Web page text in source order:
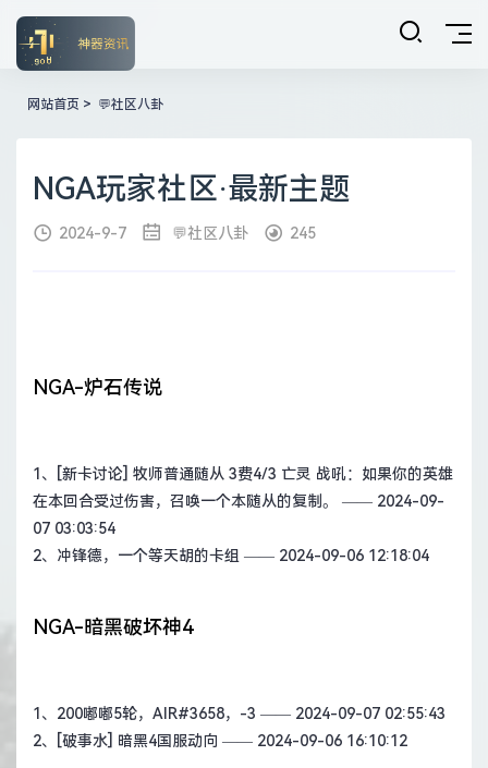
网站首页 > 💬社区八卦
NGA玩家社区·最新主题
2024-9-7 💬社区八卦 245
NGA-炉石传说
1、
[新卡讨论] 牧师普通随从 3费4/3 亡灵 战吼：如果你的英雄
在本回合受过伤害，召唤一个本随从的复制。
—— 2024-09-
07 03:03:54
2、 冲锋德，一个等天胡的卡组 —— 2024-09-06 12:18:04
NGA-暗黑破坏神4
1、 200嘟嘟5轮，AIR#3658，-3 —— 2024-09-07 02:55:43
2、
[破事水] 暗黑4国服动向 —— 2024-09-06 16:10:12